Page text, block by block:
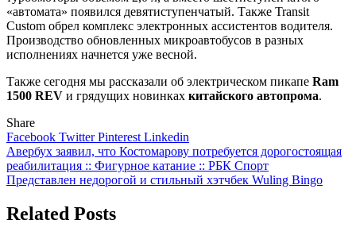
«автомата» появился девятиступенчатый. Также Transit
Custom обрел комплекс электронных ассистентов водителя.
Производство обновленных микроавтобусов в разных
исполнениях начнется уже весной.
Также сегодня мы рассказали об электрическом пикапе Ram
1500 REV и грядущих новинках китайского автопрома.
Share
Facebook TwitterPinterest Linkedin
Навигация
по
Авербух заявил, что Костомарову потребуется дорогостоящая
реабилитация :: Фигурное катание :: РБК Спорт
Представлен недорогой и стильный хэтчбек Wuling Bingo
Related Posts